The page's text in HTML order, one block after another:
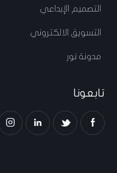
التصميم الإبداعي
التسويق الالكتروني
مدونة نور
تابعونا